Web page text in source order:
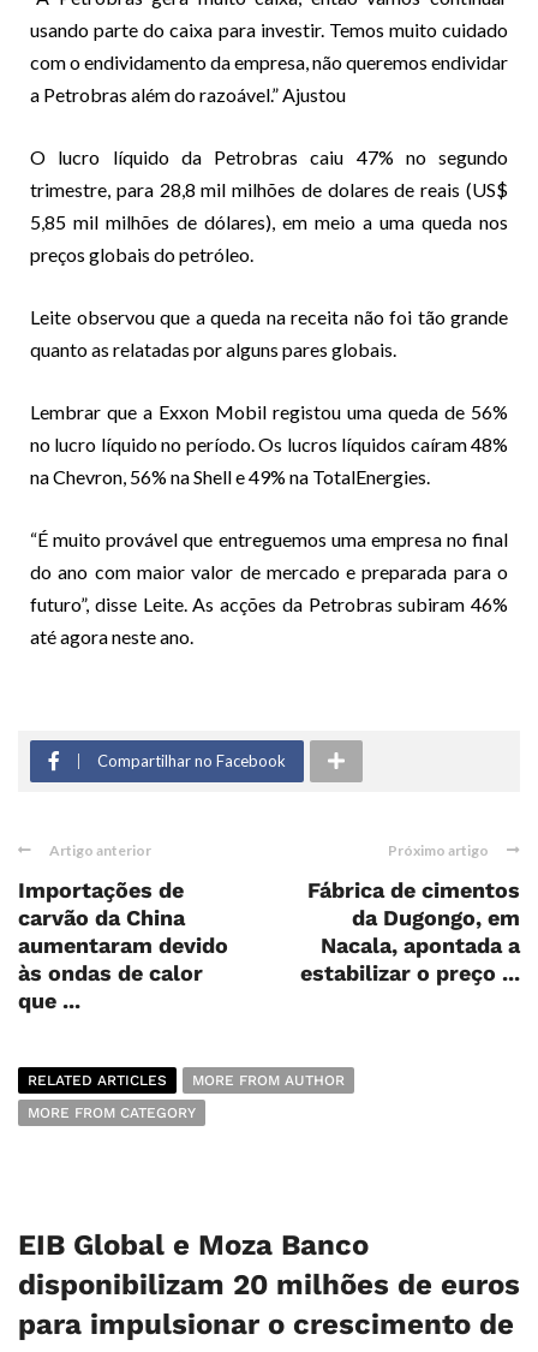
usando parte do caixa para investir. Temos muito cuidado
com o endividamento da empresa, não queremos endividar
a Petrobras além do razoável.” Ajustou
O lucro líquido da Petrobras caiu 47% no segundo
trimestre, para 28,8 mil milhões de dolares de reais (US$
5,85 mil milhões de dólares), em meio a uma queda nos
preços globais do petróleo.
Leite observou que a queda na receita não foi tão grande
quanto as relatadas por alguns pares globais.
Lembrar que a Exxon Mobil registou uma queda de 56%
no lucro líquido no período. Os lucros líquidos caíram 48%
na Chevron, 56% na Shell e 49% na TotalEnergies.
“É muito provável que entreguemos uma empresa no final
do ano com maior valor de mercado e preparada para o
futuro”, disse Leite. As acções da Petrobras subiram 46%
até agora neste ano.
Compartilhar no Facebook
Artigo anterior
Importações de
carvão da China
aumentaram devido
às ondas de calor
que ...
Próximo artigo
Fábrica de cimentos
da Dugongo, em
Nacala, apontada a
estabilizar o preço ...
RELATED ARTICLES
MORE FROM AUTHOR
MORE FROM CATEGORY
EIB Global e Moza Banco
disponibilizam 20 milhões de euros
para impulsionar o crescimento de